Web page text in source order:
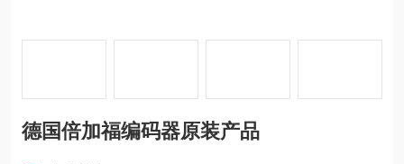
德国倍加福编码器原装产品